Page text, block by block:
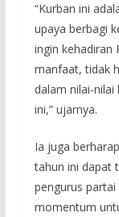
“Kurban ini
upaya berbagi
ingin kehadiran
manfaat, tidak
dalam nilai-
ini,” ujarnya.
Ia juga
tahun ini dapat
pengurus
momentum